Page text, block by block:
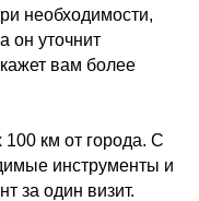
необходимости,
он уточнит
вам более
км от города. С
инструменты и
за один визит.